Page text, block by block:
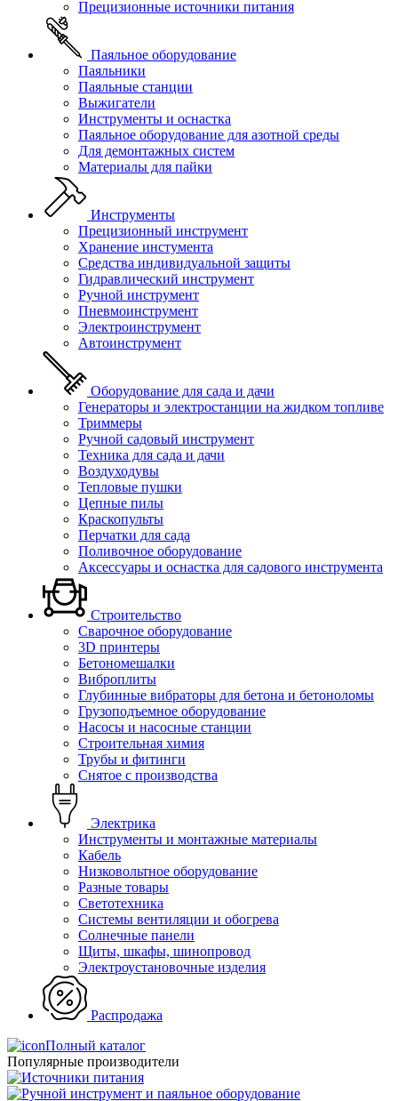
Прецизионные источники питания
Паяльное оборудование
Паяльники
Паяльные станции
Выжигатели
Инструменты и оснастка
Паяльное оборудование для азотной среды
Для демонтажных систем
Материалы для пайки
Инструменты
Прецизионный инструмент
Хранение инстумента
Средства индивидуальной защиты
Гидравлический инструмент
Ручной инструмент
Пневмоинструмент
Электроинструмент
Автоинструмент
Оборудование для сада и дачи
Генераторы и электростанции на жидком топливе
Триммеры
Ручной садовый инструмент
Техника для сада и дачи
Воздуходувы
Тепловые пушки
Цепные пилы
Краскопульты
Перчатки для сада
Поливочное оборудование
Аксессуары и оснастка для садового инструмента
Строительство
Сварочное оборудование
3D принтеры
Бетономешалки
Виброплиты
Глубинные вибраторы для бетона и бетоноломы
Грузоподъемное оборудование
Насосы и насосные станции
Строительная химия
Трубы и фитинги
Снятое с производства
Электрика
Инструменты и монтажные материалы
Кабель
Низковольтное оборудование
Разные товары
Светотехника
Системы вентиляции и обогрева
Солнечные панели
Щиты, шкафы, шинопровод
Электроустановочные изделия
Распродажа
Полный каталог
Популярные производители